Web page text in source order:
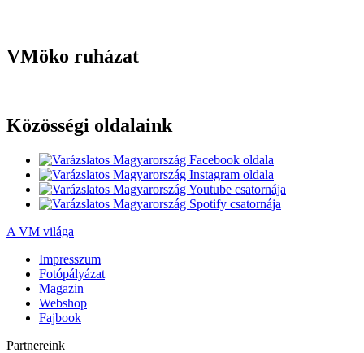
VMöko ruházat
Közösségi oldalaink
A VM világa
Impresszum
Fotópályázat
Magazin
Webshop
Fajbook
Partnereink